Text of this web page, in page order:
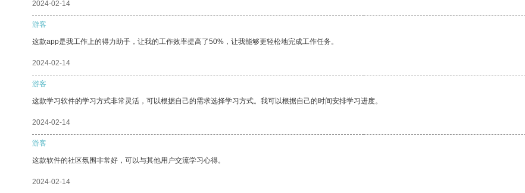
2024-02-14
游客
这款app是我工作上的得力助手，让我的工作效率提高了50%，让我能够更轻松地完成工作任务。
2024-02-14
游客
这款学习软件的学习方式非常灵活，可以根据自己的需求选择学习方式。我可以根据自己的时间安排学习进度。
2024-02-14
游客
这款软件的社区氛围非常好，可以与其他用户交流学习心得。
2024-02-14